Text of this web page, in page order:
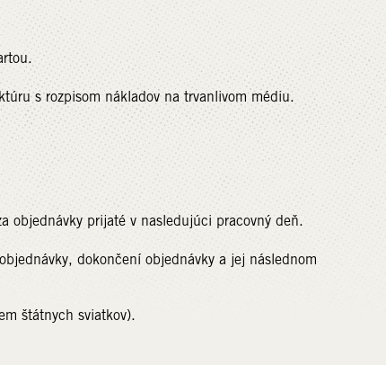
s rozpisom nákladov na trvanlivom médiu.
objednávky prijaté v nasledujúci pracovný deň.
dokončení objednávky a jej následnom
štátnych sviatkov).